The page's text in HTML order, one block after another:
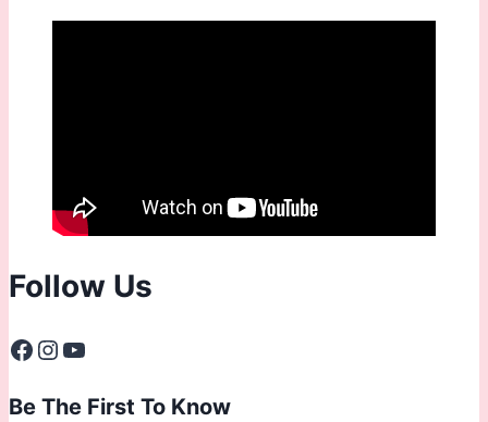
Follow Us
Facebook
Instagram
YouTube
Be The First To Know